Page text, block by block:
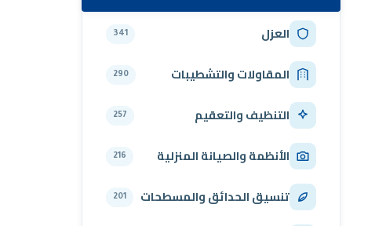
العزل 341
المقاولات والتشطيبات 290
التنظيف والتعقيم 257
الأنظمة والصيانة المنزلية 216
تنسيق الحدائق والمسطحات 201